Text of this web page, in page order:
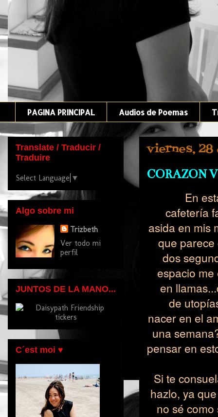
PAGINA PRINCIPAL Audios de Poemas
viernes, 28
CORAZON
En
cafetería
asida en mis
que
dos
espacio
en
de
nacer en el
una
pensar en
Si te
hazlo, ya
no sé
Translate / Traducir /
Traduire
Select Language ▼
Algo sobre mi
Trizbeth
Ver todo mi
perfil
JUNTOS DE LA MANO...
C´est moi ♥